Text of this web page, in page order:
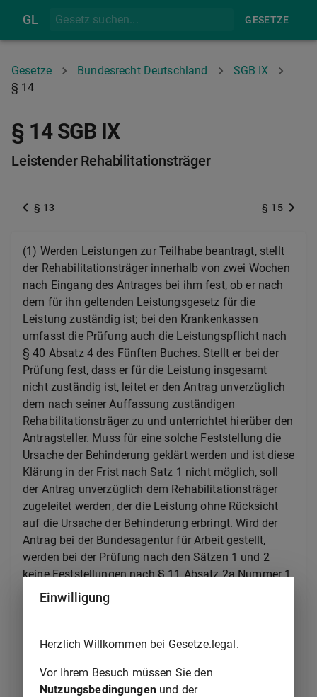
GL GESETZE
Gesetze Bundesrecht Deutschland
SGB IX
§ 14
§ 14 SGB IX
Leistender Rehabilitationsträger
§ 13 § 15
(1) Werden Leistungen zur Teilhabe beantragt, stellt
der Rehabilitationsträger innerhalb von zwei Wochen
nach Eingang des Antrages bei ihm fest, ob er nach
dem für ihn geltenden Leistungsgesetz für die
Leistung zuständig ist; bei den Krankenkassen
umfasst die Prüfung auch die Leistungspflicht nach
§ 40 Absatz 4 des Fünften Buches. Stellt er bei der
Prüfung fest, dass er für die Leistung insgesamt
nicht zuständig ist, leitet er den Antrag unverzüglich
dem nach seiner Auffassung zuständigen
Rehabilitationsträger zu und unterrichtet hierüber den
Antragsteller. Muss für eine solche Feststellung die
Ursache der Behinderung geklärt werden und ist diese
Klärung in der Frist nach Satz 1 nicht möglich, soll
der Antrag unverzüglich dem Rehabilitationsträger
zugeleitet werden, der die Leistung ohne Rücksicht
auf die Ursache der Behinderung erbringt. Wird der
Antrag bei der Bundesagentur für Arbeit gestellt,
werden bei der Prüfung nach den Sätzen 1 und 2
keine Feststellungen nach § 11 Absatz 2a Nummer 1
des Sechsten Buches und § 22 Absatz 2 des Dritten
Buches getroffen.
(2) Wird der Antrag nicht weitergeleitet, stellt der
Rehabilitationsträger den Rehabilitationsbedarf
anhand der Instrumente zur Bedarfsermittlung nach
§ 13 unverzüglich und umfassend fest und
Einwilligung
Herzlich Willkommen bei Gesetze.legal.
Vor Ihrem Besuch müssen Sie den
Nutzungsbedingungenund der